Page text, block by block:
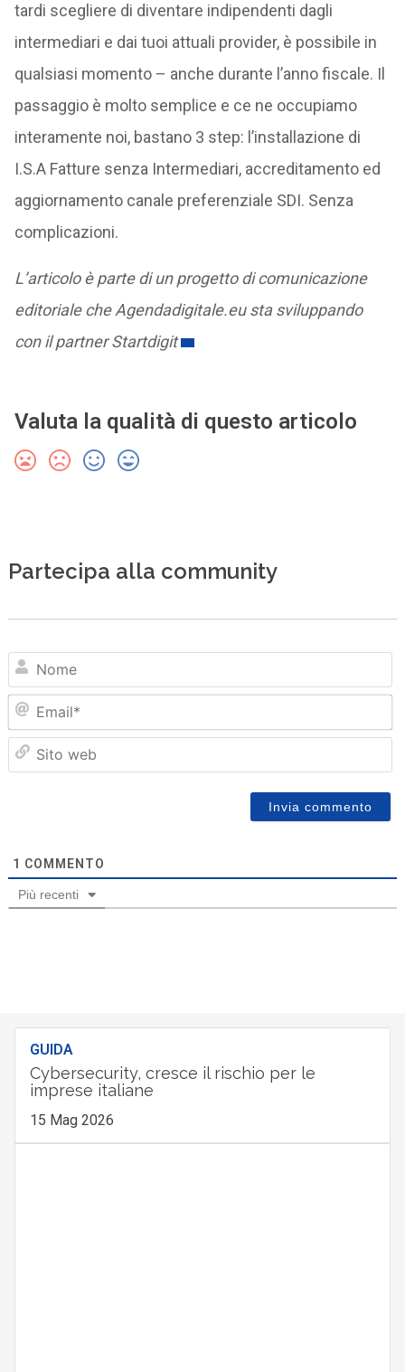
tardi scegliere di diventare indipendenti dagli
intermediari e dai tuoi attuali provider, è possibile in
qualsiasi momento – anche durante l’anno fiscale. Il
passaggio è molto semplice e ce ne occupiamo
interamente noi, bastano 3 step: l’installazione di
I.S.A Fatture senza Intermediari, accreditamento ed
aggiornamento canale preferenziale SDI. Senza
complicazioni.
L’articolo è parte di un progetto di comunicazione
editoriale che Agendadigitale.eu sta sviluppando
con il partner Startdigit
Valuta la qualità di questo articolo
Partecipa alla community
1 COMMENTO
Più recenti
GUIDA
Cybersecurity, cresce il rischio per le
imprese italiane
15 Mag 2026